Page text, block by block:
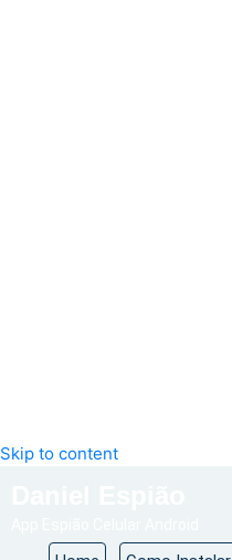
Skip to content